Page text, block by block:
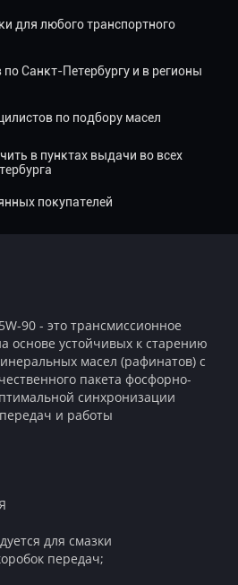
для любого транспортного
Санкт-Петербургу и в регионы
по подбору масел
в пунктах выдачи во всех
покупателей
90 - это трансмиссионное
основе устойчивых к старению
масел (рафинатов) с
пакета фосфорно-
синхронизации
и работы
для смазки
передач;